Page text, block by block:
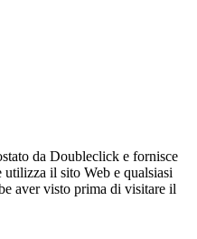
da Doubleclick e fornisce
il sito Web e qualsiasi
aver visto prima di visitare il